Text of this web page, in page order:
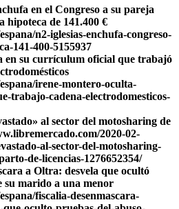
en el Congreso a su pareja
hipoteca de 141.400 €
n2-iglesias-enchufa-congreso-
141-400-5155937
en su currículum oficial que trabajó
irene-montero-oculta-
trabajo-cadena-electrodomesticos-
al sector del motosharing de
2020-02-
al-sector-del-motosharing-
de-licencias-1276652354/
a Oltra: desvela que ocultó
su marido a una menor
fiscalia-desenmascara-